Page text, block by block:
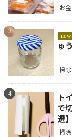
お
3
new
ゅ
掃
4
ト
で
選】
掃